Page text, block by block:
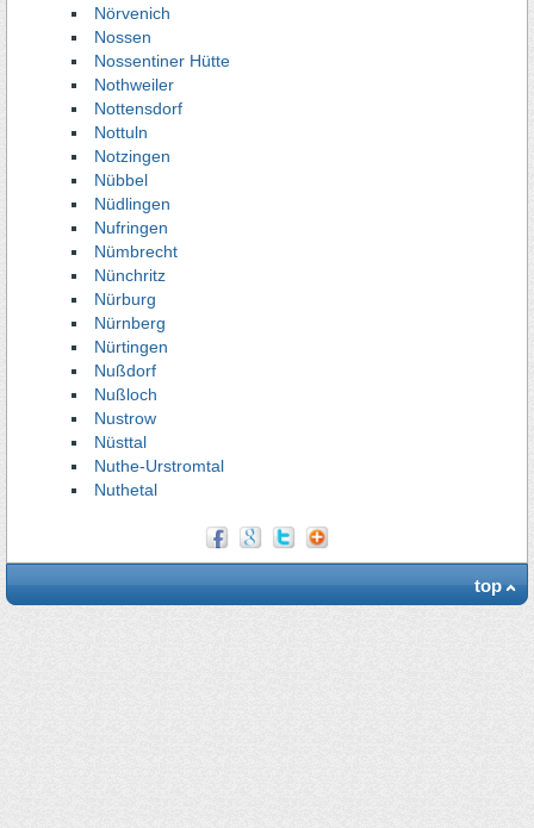
Nörvenich
Nossen
Nossentiner Hütte
Nothweiler
Nottensdorf
Nottuln
Notzingen
Nübbel
Nüdlingen
Nufringen
Nümbrecht
Nünchritz
Nürburg
Nürnberg
Nürtingen
Nußdorf
Nußloch
Nustrow
Nüsttal
Nuthe-Urstromtal
Nuthetal
top